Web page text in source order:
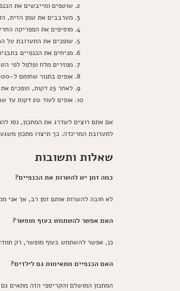
שוטפים ומייבשים את
מערבבים את שמן הזית,
מוסיפים את הפפריקה
שופכים את התערובת על
מניחים את הכנפיים
מפזרים מלח ופלפל לפי
אופים בתנור שחומם ל-200 מעלות למשך 25 דקות
לאחר 25 דקות, הופכים את הכנפיים בעדינות
אופים לעוד 20 דקות עד שהכנפיים קריספיות וזהובות
אם אתם רוצים לשדרג את המתכון, נסו
לתערובת המרינדה. כך תיצרו מתכון
שאלות ותשובות
כמה זמן יש להשרות את הכנפיים?
לא חובה להשרות אותם זמן רב, אך אני
האם אפשר להשתמש בעוף מופשר?
כן, אפשר להשתמש בעוף מופשר, רק
האם הכנפיים מתאימות גם לילדים?
המתכון המושלם והקריספי הזה מתאים